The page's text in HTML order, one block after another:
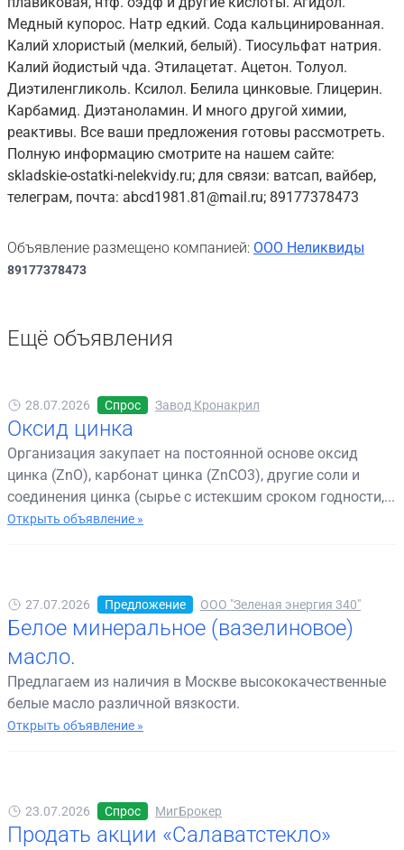
Медный купорос. Натр едкий. Сода кальцинированная.
Калий хлористый (мелкий, белый). Тиосульфат натрия.
Калий йодистый чда. Этилацетат. Ацетон. Толуол.
Диэтиленгликоль. Ксилол. Белила цинковые. Глицерин.
Карбамид. Диэтаноламин. И много другой химии,
реактивы. Все ваши предложения готовы рассмотреть.
Полную информацию смотрите на нашем сайте:
skladskie-ostatki-nelekvidy.ru; для связи: ватсап, вайбер,
телеграм, почта: abcd1981.81@mail.ru; 89177378473
Объявление размещено компанией: ООО Неликвиды
89177378473
Ещё объявления
28.07.2026 Спрос Завод Кронакрил
Оксид цинка
Организация закупает на постоянной основе оксид
цинка (ZnO), карбонат цинка (ZnCO3), другие соли и
соединения цинка (сырье с истекшим сроком годности,...
Открыть объявление »
27.07.2026 Предложение ООО "Зеленая энергия 340"
Белое минеральное (вазелиновое)
масло.
Предлагаем из наличия в Москве высококачественные
белые масло различной вязкости.
Открыть объявление »
23.07.2026 Спрос МигБрокер
Продать акции «Салаватстекло»